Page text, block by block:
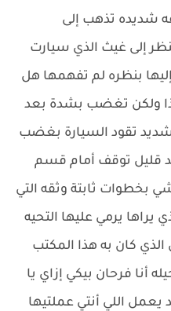
شديده تذهب إلى
إلى غيث الذي سيارت
بنظره لم تفهمها هل
ولكن تغضب بشدة بعد
شديد تقود السيارة بغضب
قليل توقف أمام قسم
بخطوات ثابتة وثقه التي
يراها يرمي عليها التحيه
كان به هذا المكتب
أنا فرحان بيكي إزاي يا
اللي أنتي عملتيها